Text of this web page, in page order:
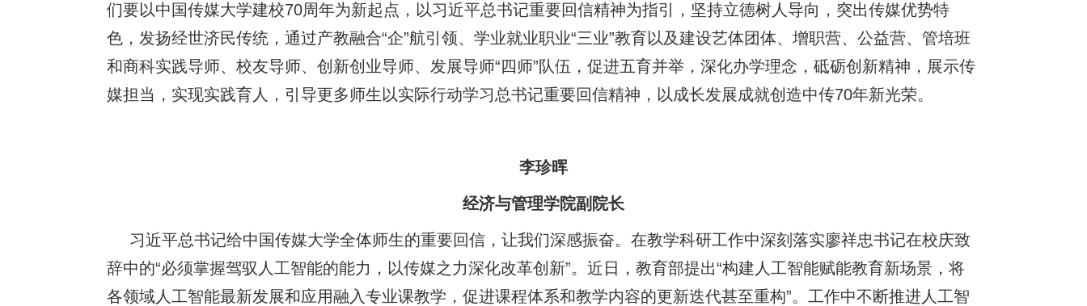
们要以中国传媒大学建校70周年为新起点，以习近平总书记重要回信精神为指引，坚持立德树人导向，突出传媒优势特
色，发扬经世济民传统，通过产教融合“企”航引领、学业就业职业“三业”教育以及建设艺体团体、增职营、公益营、管培班
和商科实践导师、校友导师、创新创业导师、发展导师“四师”队伍，促进五育并举，深化办学理念，砥砺创新精神，展示传
媒担当，实现实践育人，引导更多师生以实际行动学习总书记重要回信精神，以成长发展成就创造中传70年新光荣。
李珍晖
经济与管理学院副院长
习近平总书记给中国传媒大学全体师生的重要回信，让我们深感振奋。在教学科研工作中深刻落实廖祥忠书记在校庆致
辞中的“必须掌握驾驭人工智能的能力，以传媒之力深化改革创新”。近日，教育部提出“构建人工智能赋能教育新场景，将
各领域人工智能最新发展和应用融入专业课教学，促进课程体系和教学内容的更新迭代甚至重构”。工作中不断推进人工智